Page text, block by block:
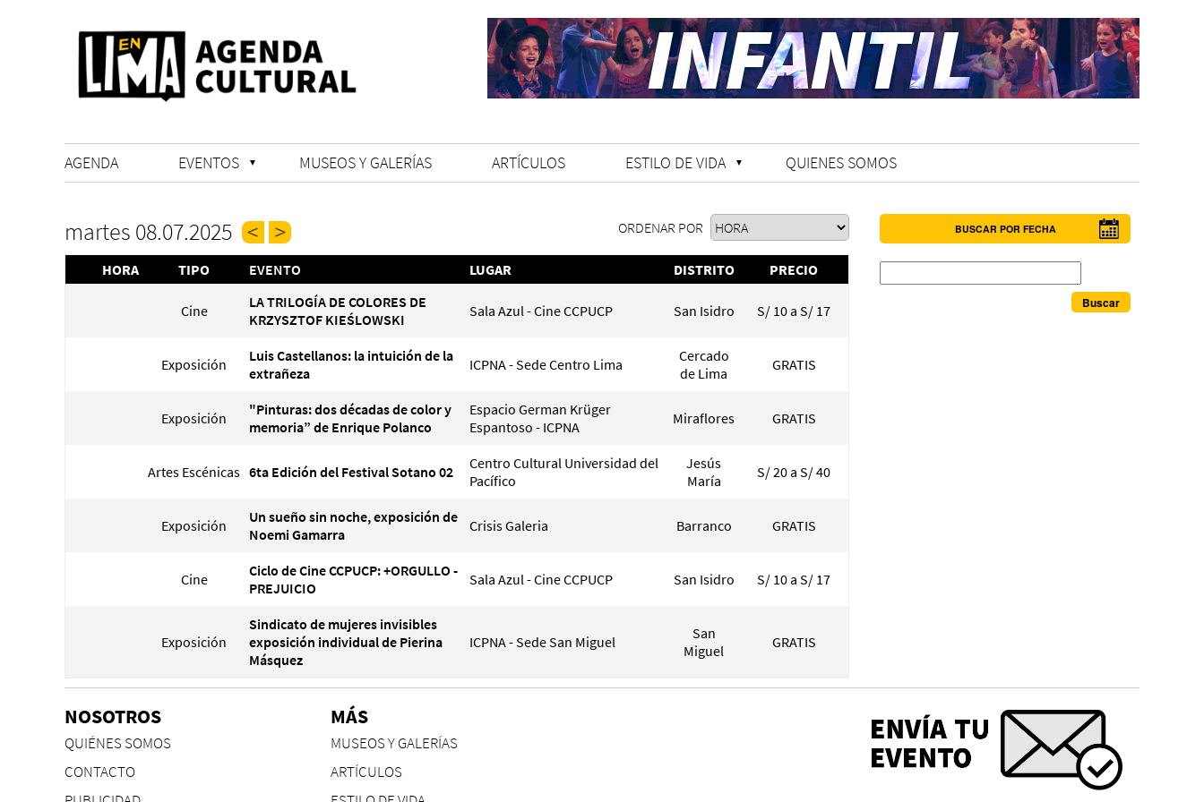
AGENDA EVENTOS MUSEOS Y GALERÍAS ARTÍCULOS ESTILO DE VIDA QUIENES SOMOS
martes 08.07.2025 ORDENAR POR
HORA TIPO EVENTO LUGAR DISTRITO PRECIO
Cine
LA TRILOGÍA DE COLORES DE
KRZYSZTOF KIEŚLOWSKI
Sala Azul - Cine CCPUCP San Isidro S/ 10 a S/ 17
Exposición
Luis Castellanos: la intuición de la
extrañeza
ICPNA - Sede Centro Lima
Cercado
de Lima
GRATIS
Exposición
"Pinturas: dos décadas de color y
memoria” de Enrique Polanco
Espacio German Krüger
Espantoso - ICPNA
Miraflores GRATIS
Artes Escénicas 6ta Edición del Festival Sotano 02
Centro Cultural Universidad del
Pacífico
Jesús
María
S/ 20 a S/ 40
Exposición
Un sueño sin noche, exposición de
Noemi Gamarra
Crisis Galeria Barranco GRATIS
Cine
Ciclo de Cine CCPUCP: +ORGULLO -
PREJUICIO
Sala Azul - Cine CCPUCP San Isidro S/ 10 a S/ 17
Exposición
Sindicato de mujeres invisibles
exposición individual de Pierina
Másquez
ICPNA - Sede San Miguel
San
Miguel
GRATIS
BUSCAR POR FECHA
NOSOTROS
QUIÉNES SOMOS
CONTACTO
MÁS
MUSEOS Y GALERÍAS
ARTÍCULOS